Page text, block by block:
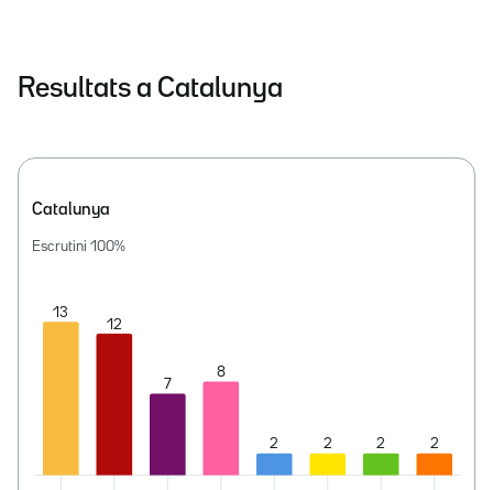
Resultats a Catalunya
Catalunya
Escrutini 100%